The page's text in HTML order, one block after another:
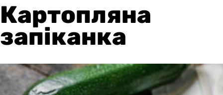
Картопляна
запіканка